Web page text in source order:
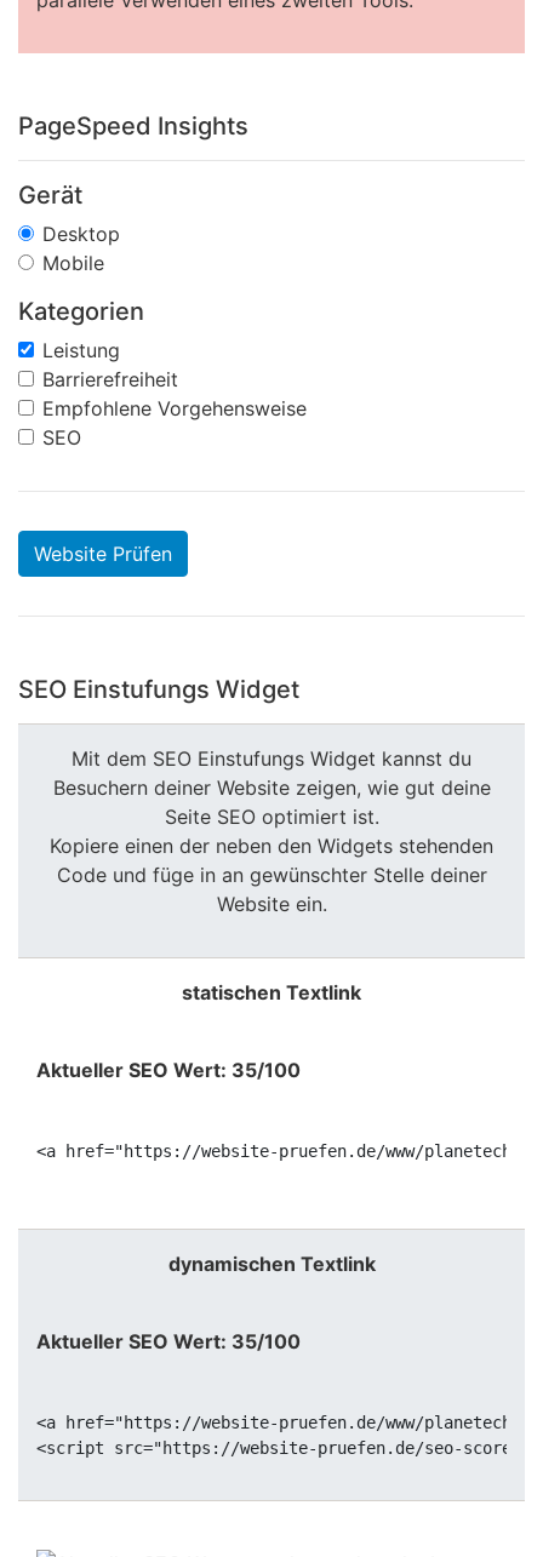
PageSpeed Insights
Gerät
Desktop
Mobile
Kategorien
Leistung
Barrierefreiheit
Empfohlene Vorgehensweise
SEO
Website Prüfen
SEO Einstufungs Widget
Mit dem SEO Einstufungs Widget kannst du
Besuchern deiner Website zeigen, wie gut deine
Seite SEO optimiert ist.
Kopiere einen der neben den Widgets stehenden
Code und füge in an gewünschter Stelle deiner
Website ein.
statischen Textlink
Aktueller SEO Wert: 35/100
<a href="https://website-pruefen.de/www/
dynamischen Textlink
Aktueller SEO Wert: 35/100
<a href="https://website-pruefen.de/www/